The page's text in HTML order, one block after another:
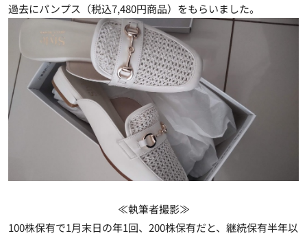
過去にパンプス（税込7,480円商品）をもらいました。
≪執筆者撮影≫
100株保有で1月末日の年1回、200株保有だと、継続保有半年以